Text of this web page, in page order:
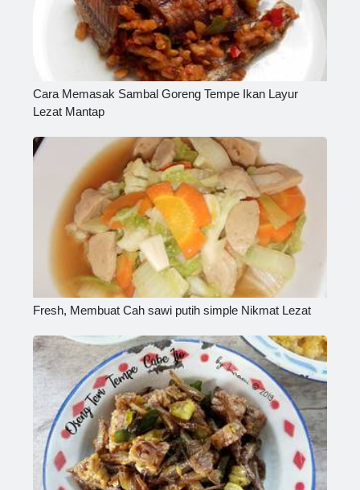
Cara Memasak Sambal Goreng Tempe Ikan Layur
Lezat Mantap
Fresh, Membuat Cah sawi putih simple Nikmat Lezat